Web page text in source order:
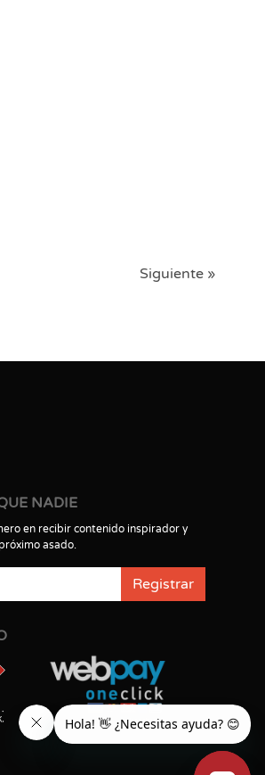
Siguiente »
NADIE
en recibir contenido inspirador y
asado.
Registrar